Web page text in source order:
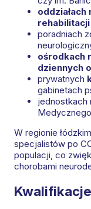
poradniach
ośrodkach
dziennych
prywatnych
gabinetach
jednostkach
W regionie
specjalistów po
populacji, co
chorobami